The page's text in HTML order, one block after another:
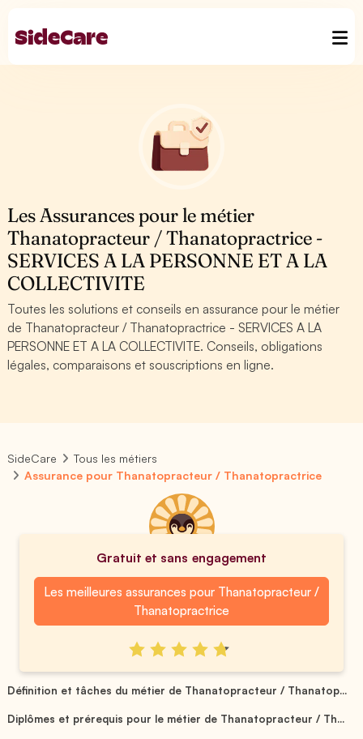
Les Assurances pour le métier
Thanatopracteur / Thanatopractrice -
SERVICES A LA PERSONNE ET A LA
COLLECTIVITE
Toutes les solutions et conseils en assurance pour le métier
de Thanatopracteur / Thanatopractrice - SERVICES A LA
PERSONNE ET A LA COLLECTIVITE. Conseils, obligations
légales, comparaisons et souscriptions en ligne.
SideCare
Tous les métiers
Assurance pour Thanatopracteur / Thanatopractrice
Gratuit et sans engagement
Les meilleures assurances pour Thanatopracteur /
Thanatopractrice
Définition et tâches du métier de Thanatopracteur / Thanatop...
Diplômes et prérequis pour le métier de Thanatopracteur / Th...